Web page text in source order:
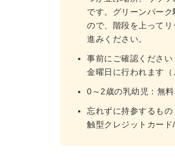
です。グリーンパー
ので、階段を上って
進みください。
事前にご確認くださ
金曜日に行われます
0～2歳の乳幼児：無料
忘れずに持参するも
触型クレジットカー